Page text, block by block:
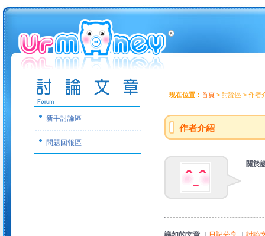
新手討論區
問題回報區
現在位置： 首頁> 討論區 > 作者
作者介紹
關於